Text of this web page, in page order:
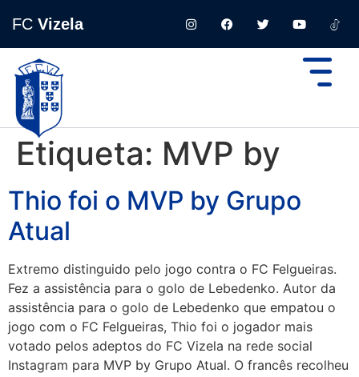
FC Vizela
Etiqueta: MVP by
Thio foi o MVP by Grupo
Atual
Extremo distinguido pelo jogo contra o FC Felgueiras.
Fez a assistência para o golo de Lebedenko. Autor da
assistência para o golo de Lebedenko que empatou o
jogo com o FC Felgueiras, Thio foi o jogador mais
votado pelos adeptos do FC Vizela na rede social
Instagram para MVP by Grupo Atual. O francês recolheu